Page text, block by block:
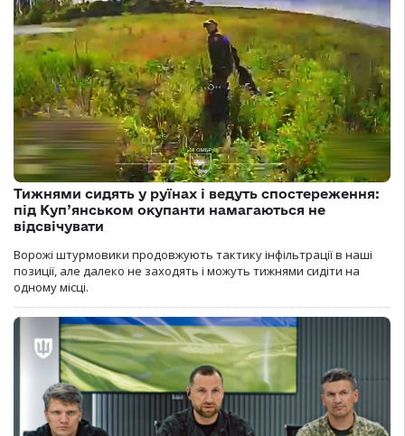
Тижнями сидять у руїнах і ведуть спостереження:
під Куп’янськом окупанти намагаються не
відсвічувати
Ворожі штурмовики продовжують тактику інфільтрації в наші
позиції, але далеко не заходять і можуть тижнями сидіти на
одному місці.